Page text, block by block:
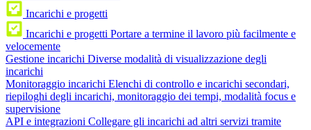
Incarichi e progetti
Incarichi e progetti Portare a termine il lavoro più facilmente e
velocemente
Gestione incarichi Diverse modalità di visualizzazione degli
incarichi
Monitoraggio incarichi Elenchi di controllo e incarichi secondari,
riepiloghi degli incarichi, monitoraggio dei tempi, modalità focus e
supervisione
API e integrazioni Collegare gli incarichi ad altri servizi tramite